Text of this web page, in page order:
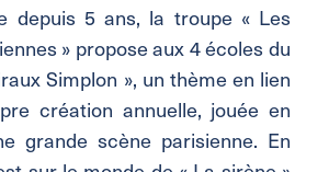
depuis 5 ans, la troupe « Les
» propose aux 4 écoles du
Simplon », un thème en lien
création annuelle, jouée en
grande scène parisienne. En